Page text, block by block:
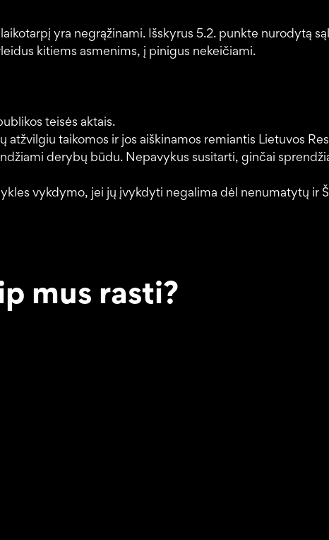
yra negrąžinami. Išskyrus 5.2. punkte nurodytą
kitiems asmenims, į pinigus nekeičiami.
teisės aktais.
atžvilgiu taikomos ir jos aiškinamos remiantis Lietuvos
derybų būdu. Nepavykus susitarti, ginčai
vykdymo, jei jų įvykdyti negalima dėl nenumatytų ir
mus rasti?